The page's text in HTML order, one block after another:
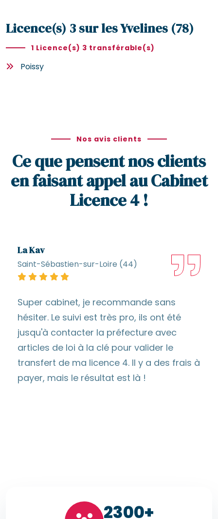
Licence(s) 3 sur les Yvelines (78)
1 Licence(s) 3 transférable(s)
Poissy
Nos avis clients
Ce que pensent nos clients
en faisant appel au Cabinet
Licence 4 !
La Kav
Saint-Sébastien-sur-Loire (44)
Super cabinet, je recommande sans
hésiter. Le suivi est très pro, ils ont été
jusqu'à contacter la préfecture avec
articles de loi à la clé pour valider le
transfert de ma licence 4. Il y a des frais à
payer, mais le résultat est là !
2300+